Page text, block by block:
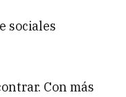
sociales
Con más